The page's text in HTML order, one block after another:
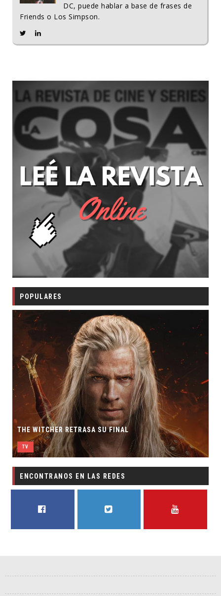
DC, puede hablar a base de frases de
Friends o Los Simpson.
POPULARES
THE WITCHER RETRASA SU FINAL
TV
ENCONTRANOS EN LAS REDES